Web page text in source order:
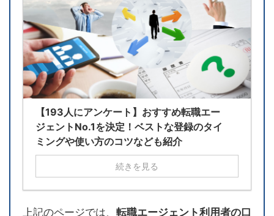
【193人にアンケート】おすすめ転職エー
ジェントNo.1を決定！ベストな登録のタイ
ミングや使い方のコツなども紹介
続きを見る
上記のページでは、 転職エージェント利用者の口